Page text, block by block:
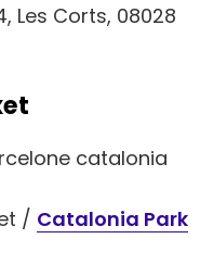
Les Corts, 08028
/ Catalonia Park